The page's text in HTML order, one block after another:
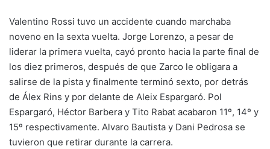
Valentino Rossi tuvo un accidente cuando marchaba
noveno en la sexta vuelta. Jorge Lorenzo, a pesar de
liderar la primera vuelta, cayó pronto hacia la parte final de
los diez primeros, después de que Zarco le obligara a
salirse de la pista y finalmente terminó sexto, por detrás
de Álex Rins y por delante de Aleix Espargaró. Pol
Espargaró, Héctor Barbera y Tito Rabat acabaron 11º, 14º y
15º respectivamente. Alvaro Bautista y Dani Pedrosa se
tuvieron que retirar durante la carrera.